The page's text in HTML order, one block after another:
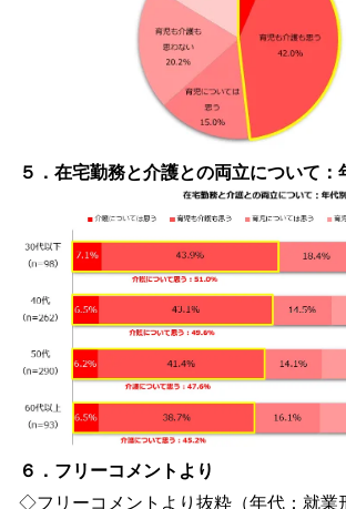
５．在宅勤務と介護との両立について：
６．フリーコメントより
◇フリーコメントより抜粋（年代：就業